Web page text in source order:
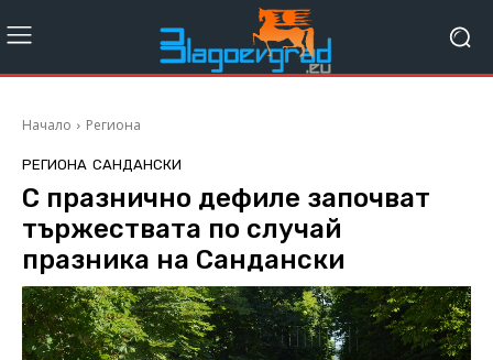
Начало Региона
РЕГИОНА САНДАНСКИ
С празнично дефиле започват
тържествата по случай
празника на Сандански